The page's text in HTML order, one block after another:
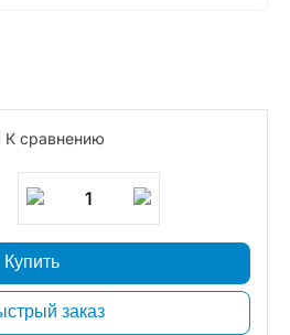
К сравнению
1
Купить
Быстрый заказ